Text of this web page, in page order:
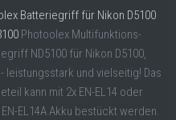
Batteriegriff für Nikon D5100
Photoolex Multifunktions-
ND5100 für Nikon D5100,
- leistungsstark und vielseitig! Das
kann mit 2x EN-EL14 oder
EL14A Akku bestückt werden.